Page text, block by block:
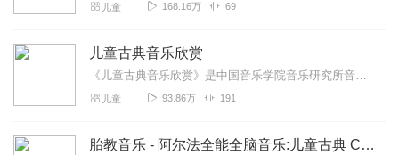
儿童 168.16万 69
儿童古典音乐欣赏
《儿童古典音乐欣赏》是中国音乐学院音乐研究所音乐与智能研究中心承担的国家十五规划重点课题成果，是国内首套为孩子量身定做的音乐学习与能力训练的专业宝典。《儿童古典...
儿童 93.86万 191
胎教音乐 - 阿尔法全能全脑音乐:儿童古典 CD3 欢乐胎动